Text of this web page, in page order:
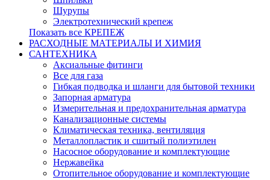
Шурупы
Электротехнический крепеж
Показать все КРЕПЕЖ
РАСХОДНЫЕ МАТЕРИАЛЫ И ХИМИЯ
САНТЕХНИКА
Аксиальные фитинги
Все для газа
Гибкая подводка и шланги для бытовой техники
Запорная арматура
Измерительная и предохранительная арматура
Канализационные системы
Климатическая техника, вентиляция
Металлопластик и сшитый полиэтилен
Насосное оборудование и комплектующие
Нержавейка
Отопительное оборудование и комплектующие